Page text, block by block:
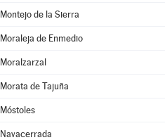
Montejo de la Sierra
Moraleja de Enmedio
Moralzarzal
Morata de Tajuña
Móstoles
Navacerrada